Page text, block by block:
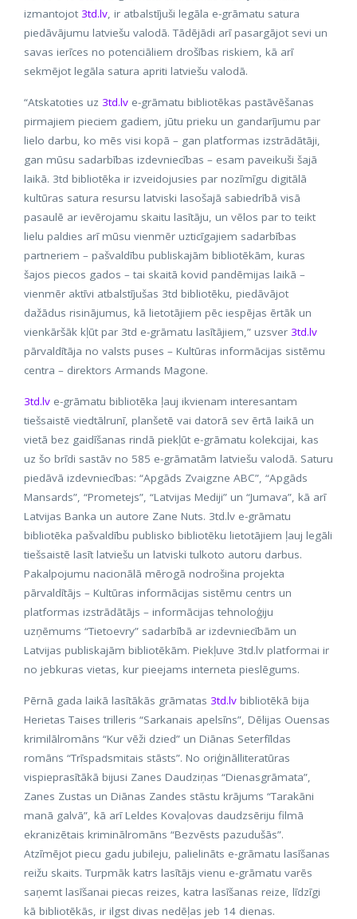
izmantojot 3td.lv, ir atbalstījuši legāla e-grāmatu satura
piedāvājumu latviešu valodā. Tādējādi arī pasargājot sevi un
savas ierīces no potenciāliem drošības riskiem, kā arī
sekmējot legāla satura apriti latviešu valodā.
“Atskatoties uz 3td.lv e-grāmatu bibliotēkas pastāvēšanas
pirmajiem pieciem gadiem, jūtu prieku un gandarījumu par
lielo darbu, ko mēs visi kopā – gan platformas izstrādātāji,
gan mūsu sadarbības izdevniecības – esam paveikuši šajā
laikā. 3td bibliotēka ir izveidojusies par nozīmīgu digitālā
kultūras satura resursu latviski lasošajā sabiedrībā visā
pasaulē ar ievērojamu skaitu lasītāju, un vēlos par to teikt
lielu paldies arī mūsu vienmēr uzticīgajiem sadarbības
partneriem – pašvaldību publiskajām bibliotēkām, kuras
šajos piecos gados – tai skaitā kovid pandēmijas laikā –
vienmēr aktīvi atbalstījušas 3td bibliotēku, piedāvājot
dažādus risinājumus, kā lietotājiem pēc iespējas ērtāk un
vienkāršāk kļūt par 3td e-grāmatu lasītājiem,” uzsver 3td.lv
pārvaldītāja no valsts puses – Kultūras informācijas sistēmu
centra – direktors Armands Magone.
3td.lv e-grāmatu bibliotēka ļauj ikvienam interesantam
tiešsaistē viedtālrunī, planšetē vai datorā sev ērtā laikā un
vietā bez gaidīšanas rindā piekļūt e-grāmatu kolekcijai, kas
uz šo brīdi sastāv no 585 e-grāmatām latviešu valodā. Saturu
piedāvā izdevniecības: “Apgāds Zvaigzne ABC”, “Apgāds
Mansards”, “Prometejs”, “Latvijas Mediji” un “Jumava”, kā arī
Latvijas Banka un autore Zane Nuts. 3td.lv e-grāmatu
bibliotēka pašvaldību publisko bibliotēku lietotājiem ļauj legāli
tiešsaistē lasīt latviešu un latviski tulkoto autoru darbus.
Pakalpojumu nacionālā mērogā nodrošina projekta
pārvaldītājs – Kultūras informācijas sistēmu centrs un
platformas izstrādātājs – informācijas tehnoloģiju
uzņēmums “Tietoevry” sadarbībā ar izdevniecībām un
Latvijas publiskajām bibliotēkām. Piekļuve 3td.lv platformai ir
no jebkuras vietas, kur pieejams interneta pieslēgums.
Pērnā gada laikā lasītākās grāmatas 3td.lv bibliotēkā bija
Herietas Taises trilleris “Sarkanais apelsīns”, Dēlijas Ouensas
krimilālromāns “Kur vēži dzied” un Diānas Seterfīldas
romāns “Trīspadsmitais stāsts”. No oriģinālliteratūras
vispieprasītākā bijusi Zanes Daudziņas “Dienasgrāmata”,
Zanes Zustas un Diānas Zandes stāstu krājums “Tarakāni
manā galvā”, kā arī Leldes Kovaļovas daudzsēriju filmā
ekranizētais kriminālromāns “Bezvēsts pazudušās”.
Atzīmējot piecu gadu jubileju, palielināts e-grāmatu lasīšanas
reižu skaits. Turpmāk katrs lasītājs vienu e-grāmatu varēs
saņemt lasīšanai piecas reizes, katra lasīšanas reize, līdzīgi
kā bibliotēkās, ir ilgst divas nedēļas jeb 14 dienas.